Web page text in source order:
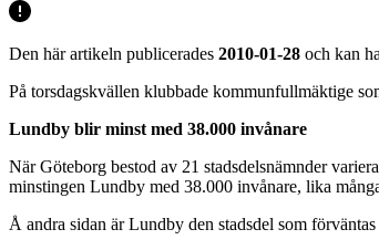
Den här artikeln publicerades 2010-01-28 och kan
På torsdagskvällen klubbade kommunfullmäktige
Lundby blir minst med 38.000 invånare
När Göteborg bestod av 21 stadsdelsnämnder
minstingen Lundby med 38.000 invånare, lika
Å andra sidan är Lundby den stadsdel som